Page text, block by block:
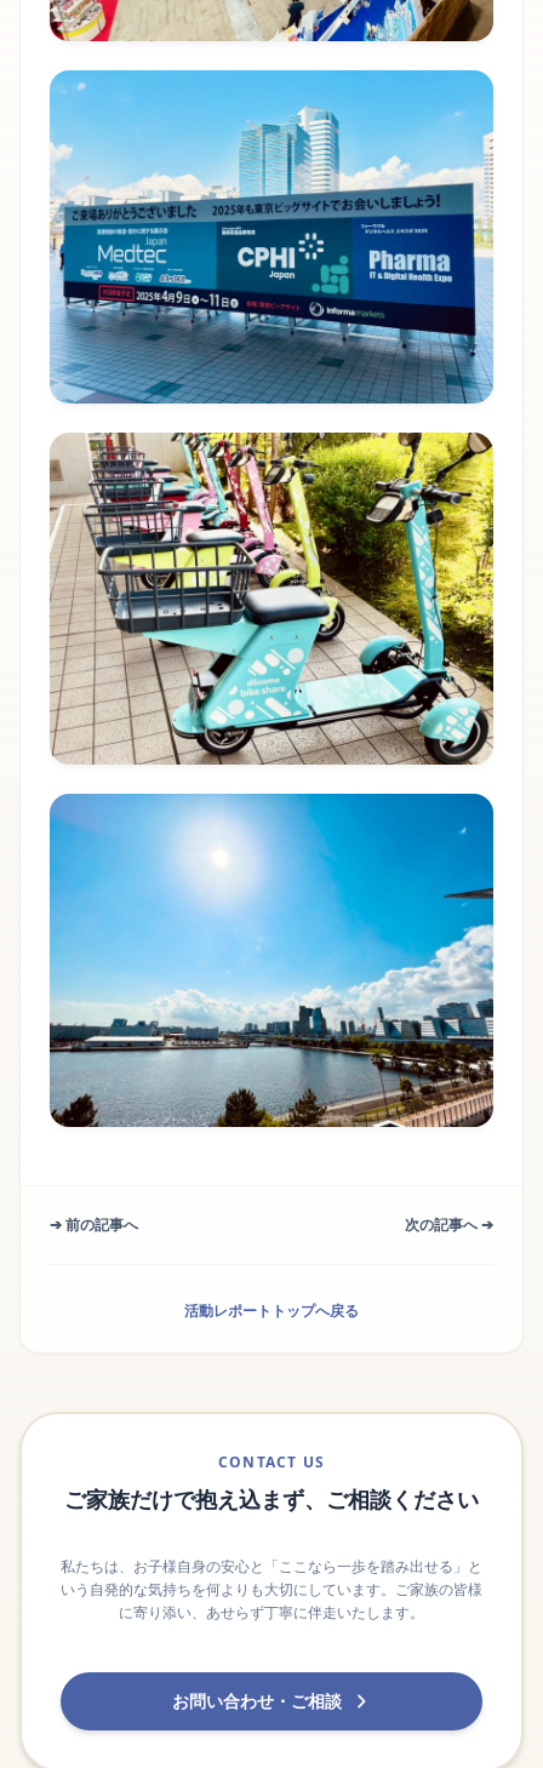
➔ 前の記事へ 次の記事へ ➔
活動レポートトップへ戻る
CONTACT US
ご家族だけで抱え込まず、ご相談ください
私たちは、お子様自身の安心と「ここなら一歩を踏み出せる」と
いう自発的な気持ちを何よりも大切にしています。ご家族の皆様
に寄り添い、あせらず丁寧に伴走いたします。
お問い合わせ・ご相談